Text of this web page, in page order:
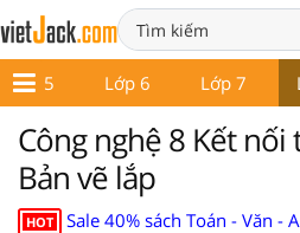
Lớp 5 Lớp 6 Lớp 7
Công nghệ 8 Kết nối
Bản vẽ lắp
HOT
Sale 40% sách Toán - Văn -